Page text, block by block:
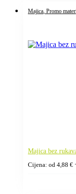
Majica, Promo
Majica bez
Cijena: od 4,88 €